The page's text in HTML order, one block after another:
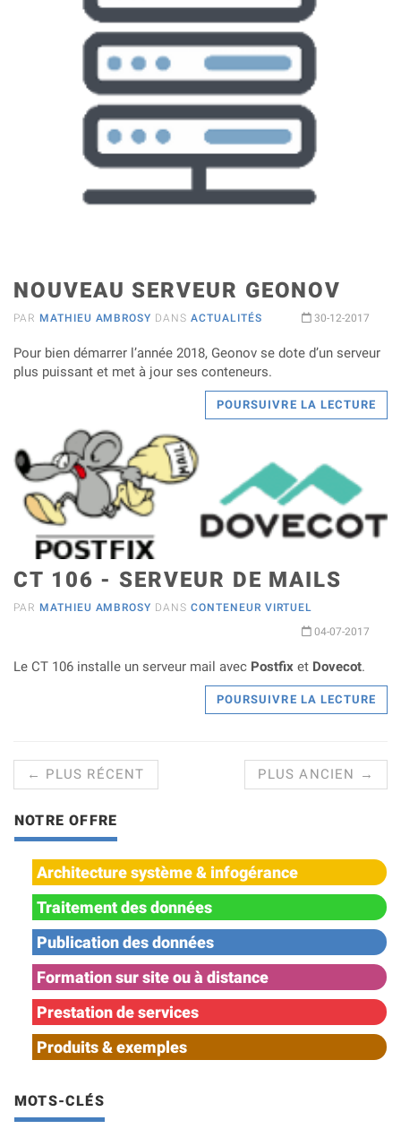
NOUVEAU SERVEUR GEONOV
PAR MATHIEU AMBROSY DANSACTUALITÉS 30-12-2017
Pour bien démarrer l’année 2018, Geonov se dote d’un serveur
plus puissant et met à jour ses conteneurs.
POURSUIVRE LA LECTURE
CT 106 - SERVEUR DE MAILS
PAR MATHIEU AMBROSY DANSCONTENEUR VIRTUEL
04-07-2017
Le CT 106 installe un serveur mail avec Postfix et Dovecot.
POURSUIVRE LA LECTURE
← PLUS RÉCENT PLUS ANCIEN →
NOTRE OFFRE
Architecture système & infogérance
Traitement des données
Publication des données
Formation sur site ou à distance
Prestation de services
Produits & exemples
MOTS-CLÉS